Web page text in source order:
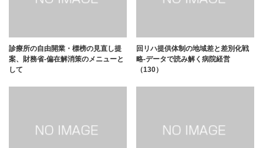
診療所の自由開業・標榜の見直し提
案、財務省-偏在解消策のメニューと
して
回リハ提供体制の地域差と差別化戦
略-データで読み解く病院経営
（130）